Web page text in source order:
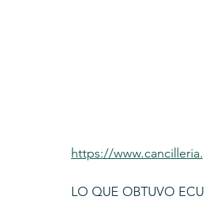
https://
LO QUE OBTUVO